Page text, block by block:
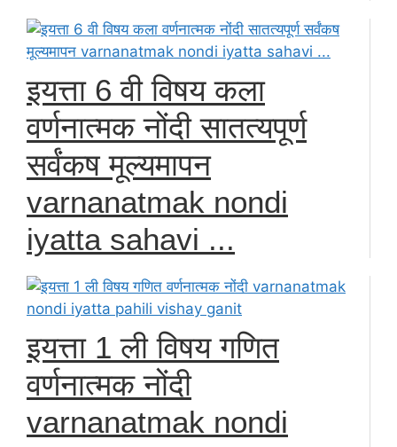
इयत्ता 6 वी विषय कला
वर्णनात्मक नोंदी सातत्यपूर्ण
सर्वंकष मूल्यमापन
varnanatmak nondi
iyatta sahavi ...
इयत्ता 1 ली विषय गणित
वर्णनात्मक नोंदी
varnanatmak nondi